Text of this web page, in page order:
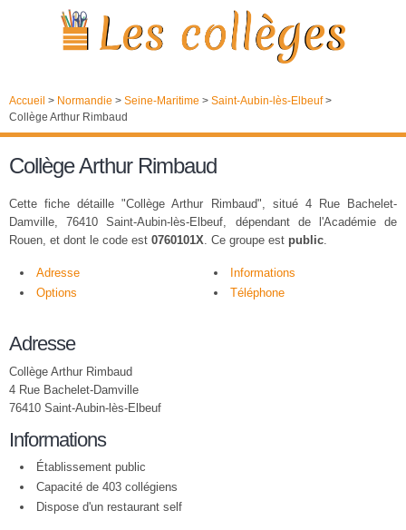
Accueil > Normandie > Seine-Maritime > Saint-Aubin-lès-Elbeuf>
Collège Arthur Rimbaud
Collège Arthur Rimbaud
Cette fiche détaille "Collège Arthur Rimbaud", situé 4 Rue Bachelet-
Damville, 76410 Saint-Aubin-lès-Elbeuf, dépendant de l'Académie de
Rouen, et dont le code est 0760101X. Ce groupe est public.
Adresse
Informations
Options
Téléphone
Adresse
Collège Arthur Rimbaud
4 Rue Bachelet-Damville
76410 Saint-Aubin-lès-Elbeuf
Informations
Établissement public
Capacité de 403 collégiens
Dispose d'un restaurant self